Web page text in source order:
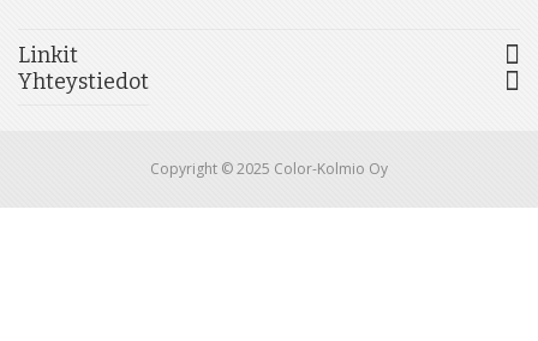
Linkit
Yhteystiedot
Copyright © 2025 Color-Kolmio Oy